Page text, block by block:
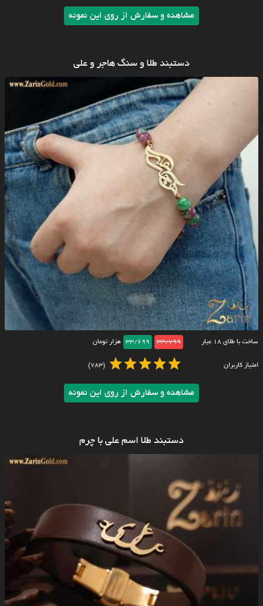
مشاهده و سفارش از روی این نمونه
دستبند طلا و سنگ هاجر و علی
ساخت با طلای ۱۸ عیار 33/799
33/699 هزار تومان
امتیاز کاربران (783)
مشاهده و سفارش از روی این نمونه
دستبند طلا اسم علی با چرم